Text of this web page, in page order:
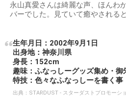
永山真愛さんは綺麗な声、ほんわ
バーでした。見ていて癒やされる
生年月日：2002年9月1日
出身地：神奈川県
身長：152cm
趣味：ふなっしーグッズ集め・御
特技：色々なふなっしーを書く事
出典： STARDUST - スターダストプロモーシ